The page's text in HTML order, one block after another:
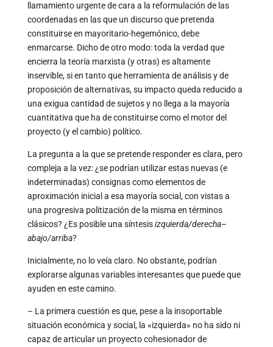
llamamiento urgente de cara a la reformulación de las
coordenadas en las que un discurso que pretenda
constituirse en mayoritario-hegemónico, debe
enmarcarse. Dicho de otro modo: toda la verdad que
encierra la teoría marxista (y otras) es altamente
inservible, si en tanto que herramienta de análisis y de
proposición de alternativas, su impacto queda reducido a
una exigua cantidad de sujetos y no llega a la mayoría
cuantitativa que ha de constituirse como el motor del
proyecto (y el cambio) político.
La pregunta a la que se pretende responder es clara, pero
compleja a la vez: ¿se podrían utilizar estas nuevas (e
indeterminadas) consignas como elementos de
aproximación inicial a esa mayoría social, con vistas a
una progresiva politización de la misma en términos
clásicos? ¿Es posible una síntesisizquierda/derecha–
abajo/arriba?
Inicialmente, no lo veía claro. No obstante, podrían
explorarse algunas variables interesantes que puede que
ayuden en este camino.
– La primera cuestión es que, pese a la insoportable
situación económica y social, la «izquierda» no ha sido ni
capaz de articular un proyecto cohesionador de